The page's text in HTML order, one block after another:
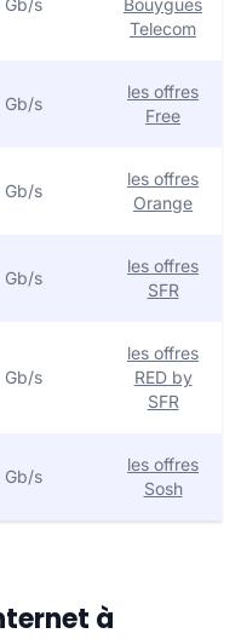
Gb/s
Bouygues
Telecom
Gb/s
les offres
Free
Gb/s
les offres
Orange
Gb/s
les offres
SFR
Gb/s
les offres
RED by
SFR
Gb/s
les offres
Sosh
à